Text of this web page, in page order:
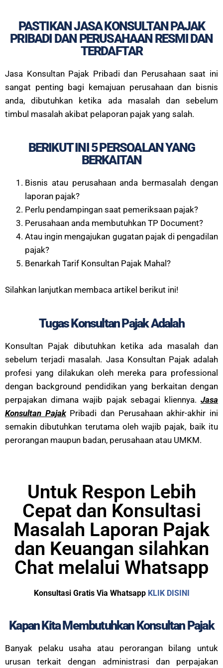
PASTIKAN JASA KONSULTAN PAJAK
PRIBADI DAN PERUSAHAAN RESMI DAN
TERDAFTAR
Jasa Konsultan Pajak Pribadi dan Perusahaan saat ini
sangat penting bagi kemajuan perusahaan dan bisnis
anda, dibutuhkan ketika ada masalah dan sebelum
timbul masalah akibat pelaporan pajak yang salah.
BERIKUT INI 5 PERSOALAN YANG
BERKAITAN
Bisnis atau perusahaan anda bermasalah dengan
laporan pajak?
Perlu pendampingan saat pemeriksaan pajak?
Perusahaan anda membutuhkan TP Document?
Atau ingin mengajukan gugatan pajak di pengadilan
pajak?
Benarkah Tarif Konsultan Pajak Mahal?
Silahkan lanjutkan membaca artikel berikut ini!
Tugas Konsultan Pajak Adalah
Konsultan Pajak dibutuhkan ketika ada masalah dan
sebelum terjadi masalah. Jasa Konsultan Pajak adalah
profesi yang dilakukan oleh mereka para professional
dengan background pendidikan yang berkaitan dengan
perpajakan dimana wajib pajak sebagai kliennya. Jasa
Konsultan Pajak Pribadi dan Perusahaan akhir-akhir ini
semakin dibutuhkan terutama oleh wajib pajak, baik itu
perorangan maupun badan, perusahaan atau UMKM.
Untuk Respon Lebih
Cepat dan Konsultasi
Masalah Laporan Pajak
dan Keuangan silahkan
Chat melalui Whatsapp
Konsultasi Gratis Via Whatsapp KLIK DISINI
Kapan Kita Membutuhkan Konsultan Pajak
Banyak pelaku usaha atau perorangan bilang untuk
urusan terkait dengan administrasi dan perpajakan